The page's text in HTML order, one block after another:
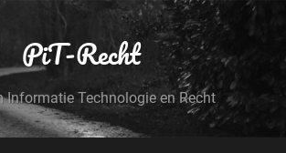
PiT-Recht
Informatie Technologie en Recht